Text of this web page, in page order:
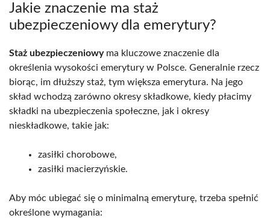
Jakie znaczenie ma staż
ubezpieczeniowy dla emerytury?
Staż ubezpieczeniowyma kluczowe znaczenie dla
określenia wysokości emerytury w Polsce. Generalnie rzecz
biorąc, im dłuższy staż, tym większa emerytura. Na jego
skład wchodzą zarówno okresy składkowe, kiedy płacimy
składki na ubezpieczenia społeczne, jak i okresy
nieskładkowe, takie jak:
zasiłki chorobowe,
zasiłki macierzyńskie.
Aby móc ubiegać się o minimalną emeryturę, trzeba spełnić
określone wymagania: